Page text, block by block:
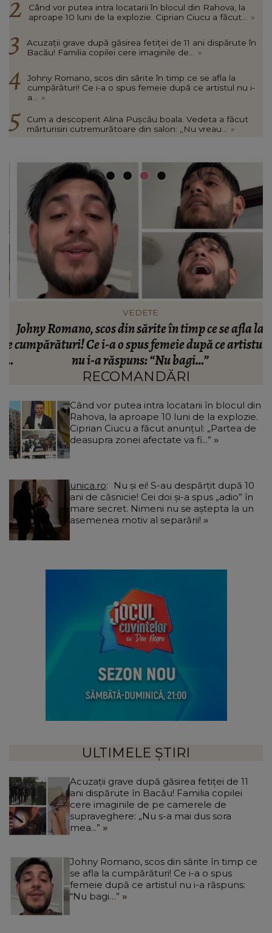
Când vor putea intra locatarii în blocul din Rahova, la
aproape 10 luni de la explozie. Ciprian Ciucu a făcut...
»
Acuzații grave după găsirea fetiței de 11 ani dispărute în
Bacău! Familia copilei cere imaginile de...
»
Johny Romano, scos din sărite în timp ce se afla la
cumpărături! Ce i-a o spus femeie după ce artistul nu i-
a...
»
Cum a descoperit Alina Pușcău boala. Vedeta a făcut
mărturisiri cutremurătoare din salon: „Nu vreau...
»
VEDETE
Johny Romano, scos din sărite în timp ce se afla la
cumpărături! Ce i-a o spus femeie după ce artistul
nu i-a răspuns: “Nu bagi…”
RECOMANDĂRI
Când vor putea intra locatarii în blocul din
Rahova, la aproape 10 luni de la explozie.
Ciprian Ciucu a făcut anunțul: „Partea de
deasupra zonei afectate va fi...”
unica.ro
ani de căsnicie! Cei doi și-a spus „adio” în
mare secret. Nimeni nu se aștepta la un
asemenea motiv al separării!
ULTIMELE ȘTIRI
Acuzații grave după găsirea fetiței de 11
ani dispărute în Bacău! Familia copilei
cere imaginile de pe camerele de
supraveghere: „Nu s-a mai dus sora
mea...”
Johny Romano, scos din sărite în timp ce
se afla la cumpărături! Ce i-a o spus
femeie după ce artistul nu i-a răspuns:
“Nu bagi…”